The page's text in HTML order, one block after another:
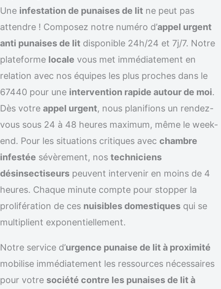
Une infestation de punaises de lit ne peut pas
attendre ! Composez notre numéro d’appel urgent
anti punaises de lit disponible 24h/24 et 7j/7. Notre
plateforme locale vous met immédiatement en
relation avec nos équipes les plus proches dans le
67440 pour une intervention rapide autour de moi.
Dès votre appel urgent, nous planifions un rendez-
vous sous 24 à 48 heures maximum, même le week-
end. Pour les situations critiques avec chambre
infestée sévèrement, nos techniciens
désinsectiseurs peuvent intervenir en moins de 4
heures. Chaque minute compte pour stopper la
prolifération de ces nuisibles domestiques qui se
multiplient exponentiellement.
Notre service d’urgence punaise de lit à proximité
mobilise immédiatement les ressources nécessaires
pour votre société contre les punaises de lit à